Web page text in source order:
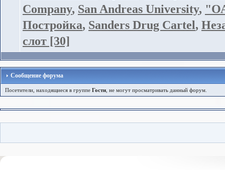
Company, San Andreas University,
Постройка, Sanders Drug Cartel,
слот [30]
Сообщение форума
Посетители, находящиеся в группе Гости , не могут просматривать данный форум.